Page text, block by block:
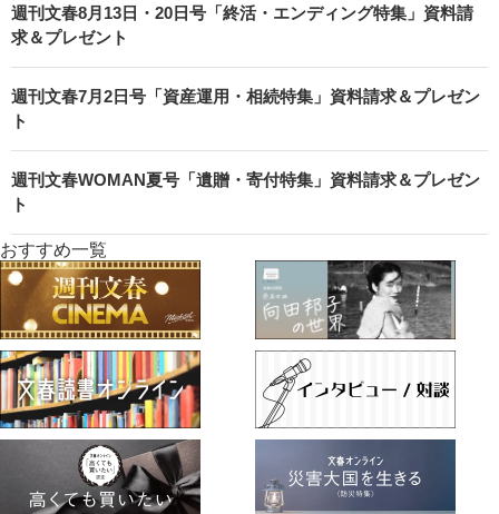
週刊文春8月13日・20日号「終活・エンディング特集」資料請
求＆プレゼント
週刊文春7月2日号「資産運用・相続特集」資料請求＆プレゼン
ト
週刊文春WOMAN夏号「遺贈・寄付特集」資料請求＆プレゼン
ト
おすすめ一覧